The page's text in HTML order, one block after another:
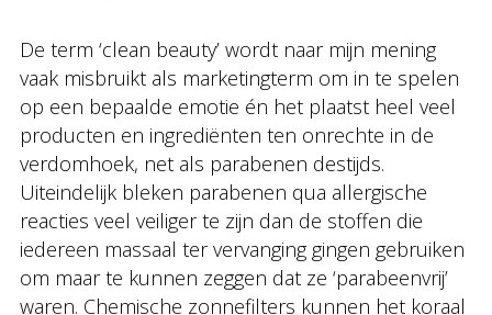
De term ‘clean beauty’ wordt naar mijn mening
vaak misbruikt als marketingterm om in te spelen
op een bepaalde emotie én het plaatst heel veel
producten en ingrediënten ten onrechte in de
verdomhoek, net als parabenen destijds.
Uiteindelijk bleken parabenen qua allergische
reacties veel veiliger te zijn dan de stoffen die
iedereen massaal ter vervanging gingen gebruiken
om maar te kunnen zeggen dat ze ‘parabeenvrij’
waren. Chemische zonnefilters kunnen het koraal